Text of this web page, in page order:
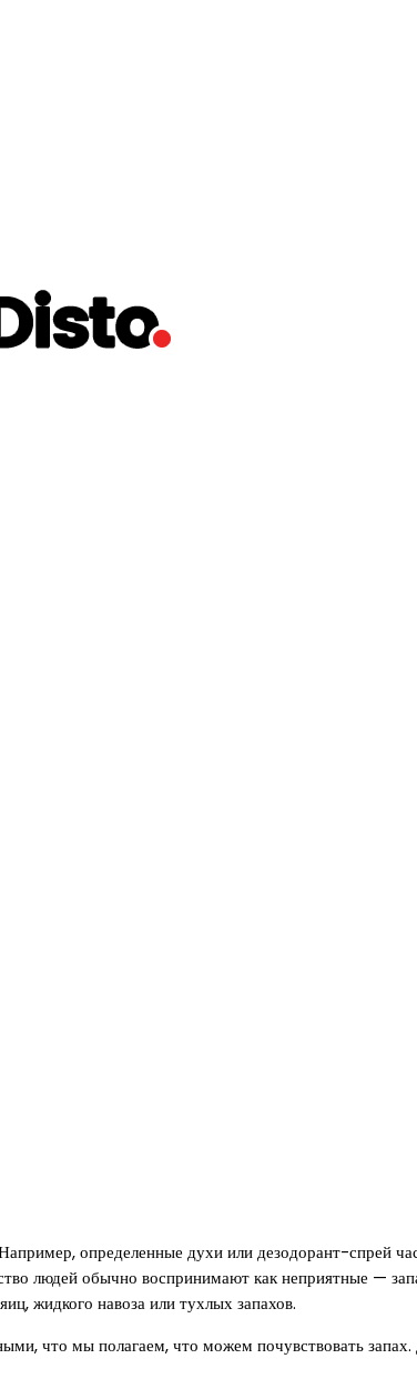
определенные духи или дезодорант-спрей
людей обычно воспринимают как неприятные —
жидкого навоза или тухлых запахов.
что мы полагаем, что можем почувствовать